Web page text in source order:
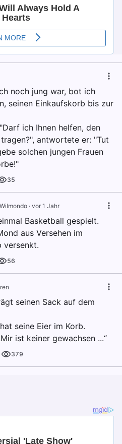
noch jung war, bot ich
seinen Einkaufskorb bis zur
ich Ihnen helfen, den
antwortete er: "Tut
solchen jungen Frauen
35
· vor 1 Jahr
Basketball gespielt.
aus Versehen im
versenkt.
56
seinen Sack auf dem
seine Eier im Korb.
ist keiner gewachsen ...“
379